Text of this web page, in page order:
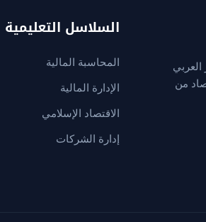
من
السلاسل التعليمية
المحاسبة المالية
الإدارة المالية
الاقتصاد الإسلامي
إدارة الشركات